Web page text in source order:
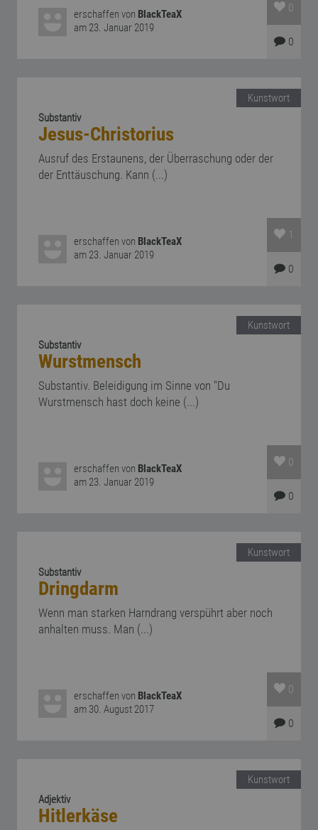
erschaffen von BlackTeaX
am 23. Januar 2019
0
0
Kunstwort
Substantiv
Jesus-Christorius
Ausruf des Erstaunens, der Überraschung oder der
der Enttäuschung. Kann (...)
erschaffen von BlackTeaX
am 23. Januar 2019
1
0
Kunstwort
Substantiv
Wurstmensch
Substantiv. Beleidigung im Sinne von "Du
Wurstmensch hast doch keine (...)
erschaffen von BlackTeaX
am 23. Januar 2019
0
0
Kunstwort
Substantiv
Dringdarm
Wenn man starken Harndrang verspührt aber noch
anhalten muss. Man (...)
erschaffen von BlackTeaX
am 30. August 2017
0
0
Kunstwort
Adjektiv
Hitlerkäse